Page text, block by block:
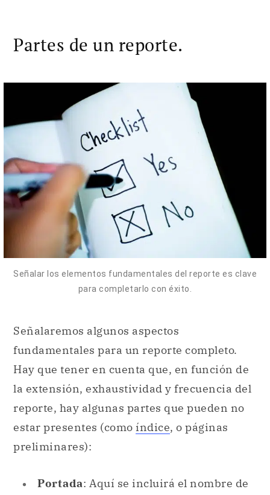
Partes de un reporte.
Señalar los elementos fundamentales del reporte es clave
para completarlo con éxito.
Señalaremos algunos aspectos
fundamentales para un reporte completo.
Hay que tener en cuenta que, en función de
la extensión, exhaustividad y frecuencia del
reporte, hay algunas partes que pueden no
estar presentes (como índice, o páginas
preliminares):
Portada: Aquí se incluirá el nombre de